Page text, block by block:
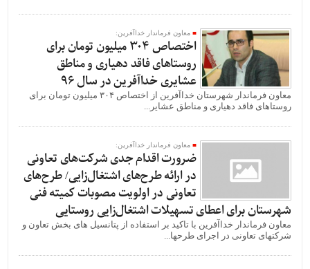
معاون فرماندار خداآفرین:
اختصاص ۳۰۴ میلیون تومان برای
روستاهای فاقد دهیاری و مناطق
عشایری خداآفرین در سال ۹۶
معاون فرماندار شهرستان خداآفرین از اختصاص ۳۰۴ میلیون تومان برای
روستاهای فاقد دهیاری و مناطق عشایر...
معاون فرماندار خداآفرین:
ضرورت اقدام جدی شرکت‌های تعاونی
در ارائه طرح‌های اشتغال‌زایی/ طرح‌های
تعاونی در اولویت مصوبات کمیته فنی
شهرستان برای اعطای تسهیلات اشتغال‌زایی روستایی
معاون فرماندار خداآفرین با تاکید بر استفاده از پتانسیل های بخش تعاون و
شرکتهای تعاونی در اجرای طرحها...